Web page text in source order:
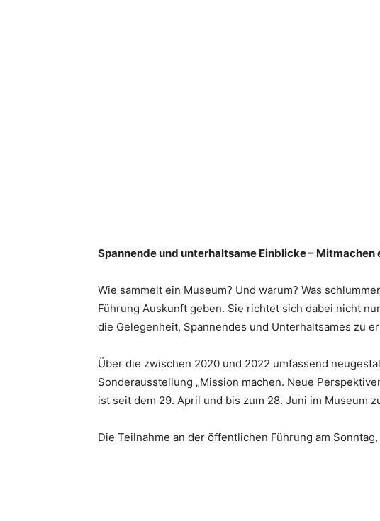
Spannende und unterhaltsame Einblicke – Mitmachen
Wie sammelt ein Museum? Und warum? Was
Führung Auskunft geben. Sie richtet sich dabei nicht
die Gelegenheit, Spannendes und Unterhaltsames zu
Über die zwischen 2020 und 2022 umfassend
Sonderausstellung „Mission machen. Neue
ist seit dem 29. April und bis zum 28. Juni im Museum
Die Teilnahme an der öffentlichen Führung am